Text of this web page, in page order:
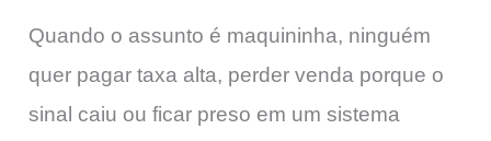
Quando o assunto é maquininha, ninguém
quer pagar taxa alta, perder venda porque o
sinal caiu ou ficar preso em um sistema